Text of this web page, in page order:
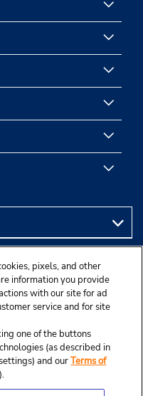
pixels, and other
information you provide
with our site for ad
service and for site
one of the buttons
(as described in
and ourTerms of